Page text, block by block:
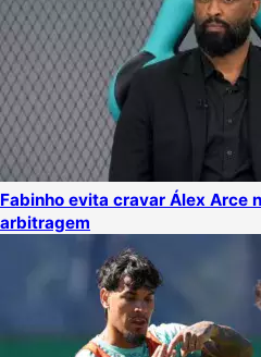
Fabinho evita cravar Álex Arce
arbitragem